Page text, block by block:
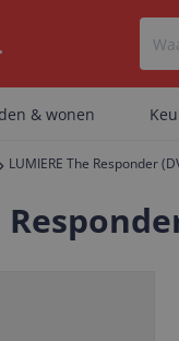
& wonen
LUMIERE The Responder